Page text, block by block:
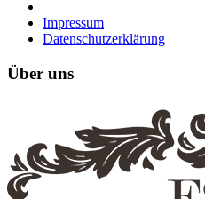
Impressum
Datenschutzerklärung
Über uns